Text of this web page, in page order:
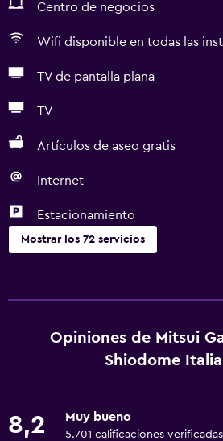
Centro de negocios
Wifi disponible en todas las
TV de pantalla plana
TV
Artículos de aseo gratis
Internet
Estacionamiento
Mostrar los 72 servicios
Wifi gratis
Wifi disponible en todas las
Artículos de aseo gratis
Opiniones de Mitsui
Shiodome
8,2 Muy bueno
5.701 calificaciones verificadas